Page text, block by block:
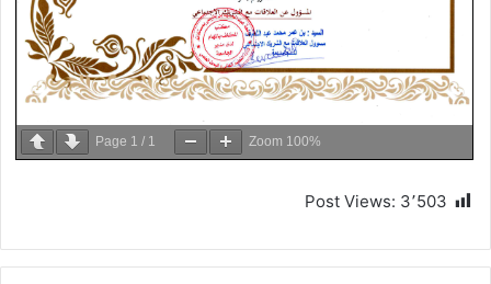
Page 1 / 1 Zoom 100%
Post Views: 3٬503